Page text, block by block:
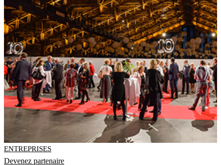
ENTREPRISES
Devenez partenaire